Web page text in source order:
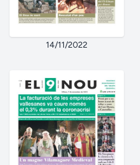
14/11/2022